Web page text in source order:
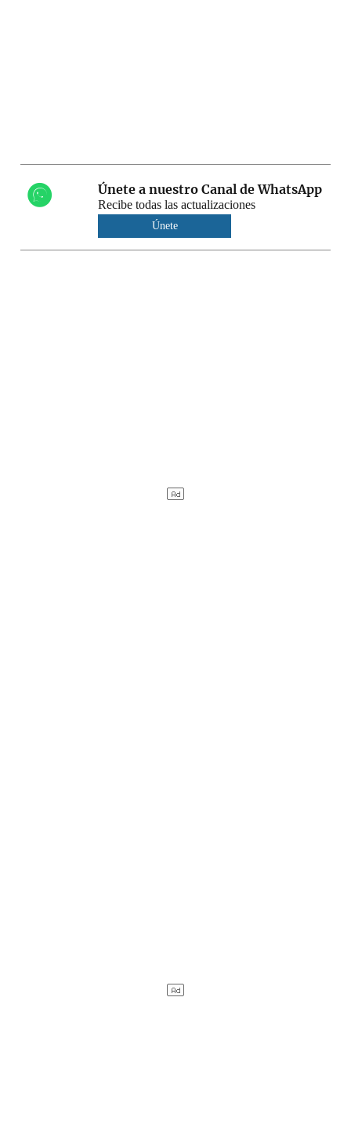
Únete a nuestro Canal de WhatsApp
Recibe todas las actualizaciones
Únete